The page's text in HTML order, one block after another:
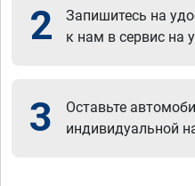
2
Запишитесь на
к нам в сервис на
3
Оставьте
индивидуальной